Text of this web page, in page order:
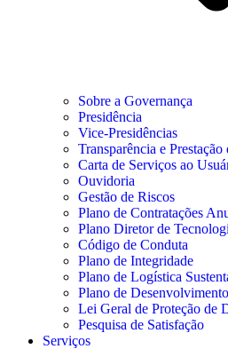
Sobre a Governança
Presidência
Vice-Presidências
Transparência e Prestação
Carta de Serviços ao
Ouvidoria
Gestão de Riscos
Plano de Contratações
Plano Diretor de
Código de Conduta
Plano de Integridade
Plano de Logística
Plano de
Lei Geral de Proteção de
Pesquisa de Satisfação
Serviços